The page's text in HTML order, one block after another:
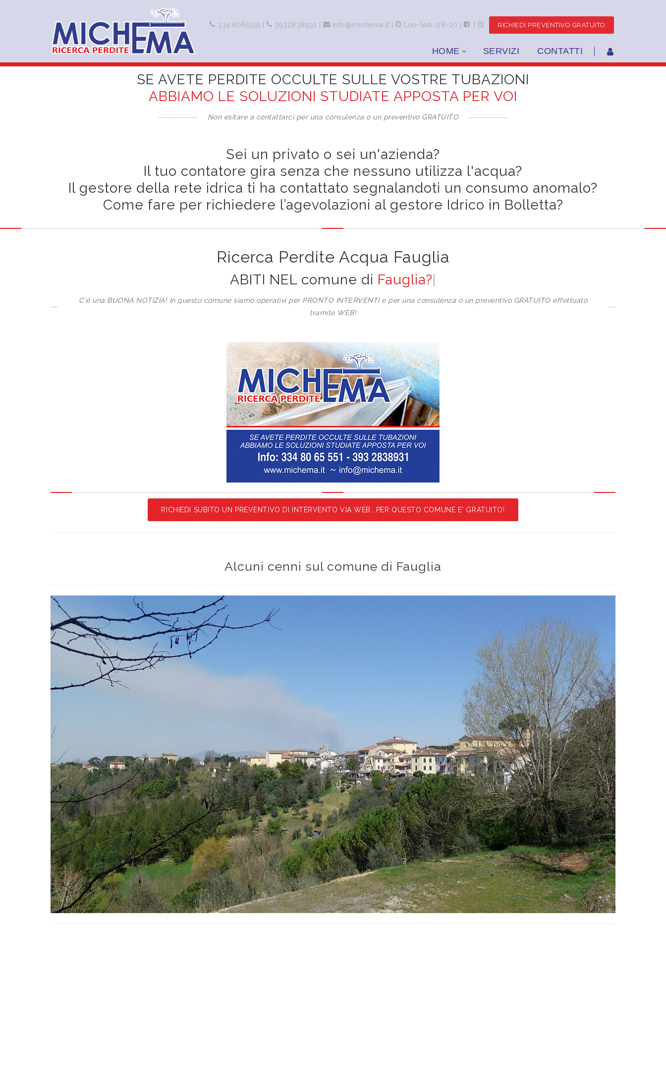
334.8065551 | 3932838931 info@michema.it Lun-Sab: 08-20 | | RICHIEDI PREVENTIVO GRATUITO
HOME SERVIZI CONTATTI
SE AVETE PERDITE OCCULTE SULLE VOSTRE TUBAZIONI
ABBIAMO LE SOLUZIONI STUDIATE APPOSTA PER VOI
Non esitare a contattarci per una consulenza o un preventivo GRATUITO
Sei un privato o sei un'azienda?
Il tuo contatore gira senza che nessuno utilizza l'acqua?
Il gestore della rete idrica ti ha contattato segnalandoti un consumo anomalo?
Come fare per richiedere l’agevolazioni al gestore Idrico in Bolletta?
Ricerca Perdite Acqua Fauglia
ABITI NEL comune di Fauglia?
C'è una BUONA NOTIZIA! In questo comune siamo operativi per PRONTO INTERVENTI e per una consulenza o un preventivo GRATUITO effettuato
tramite WEB!
RICHIEDI SUBITO UN PREVENTIVO DI INTERVENTO VIA WEB...PER QUESTO COMUNE E' GRATUITO!
Alcuni cenni sul comune di Fauglia